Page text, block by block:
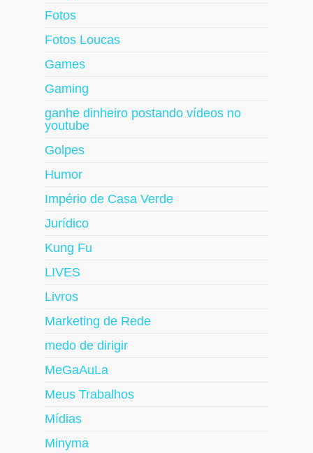
Fotos
Fotos Loucas
Games
Gaming
ganhe dinheiro postando vídeos no
youtube
Golpes
Humor
Império de Casa Verde
Jurídico
Kung Fu
LIVES
Livros
Marketing de Rede
medo de dirigir
MeGaAuLa
Meus Trabalhos
Mídias
Minyma